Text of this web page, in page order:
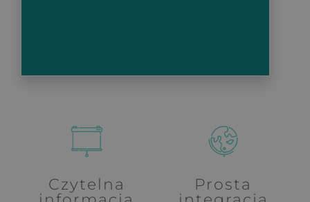
Czytelna
Prosta